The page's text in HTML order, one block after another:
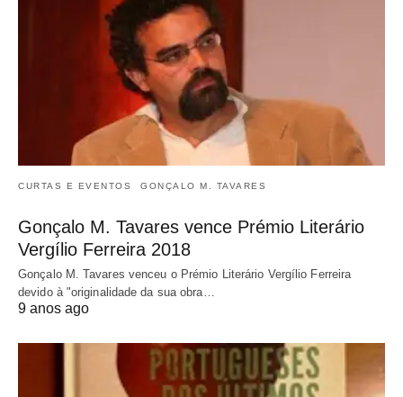
CURTAS E EVENTOS GONÇALO M. TAVARES
Gonçalo M. Tavares vence Prémio Literário
Vergílio Ferreira 2018
Gonçalo M. Tavares venceu o Prémio Literário Vergílio Ferreira
devido à "originalidade da sua obra…
9 anos ago